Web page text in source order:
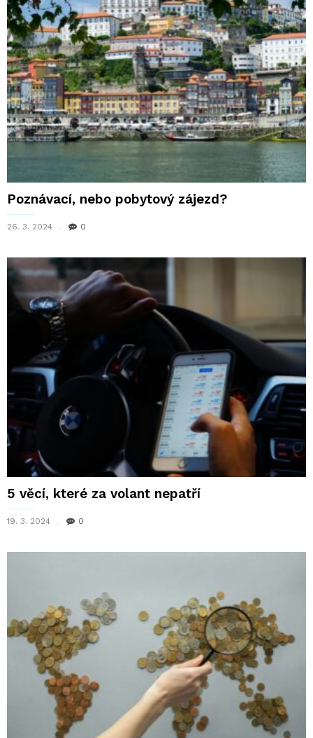
Poznávací, nebo pobytový zájezd?
26. 3. 2024 0
5 věcí, které za volant nepatří
19. 3. 2024 0